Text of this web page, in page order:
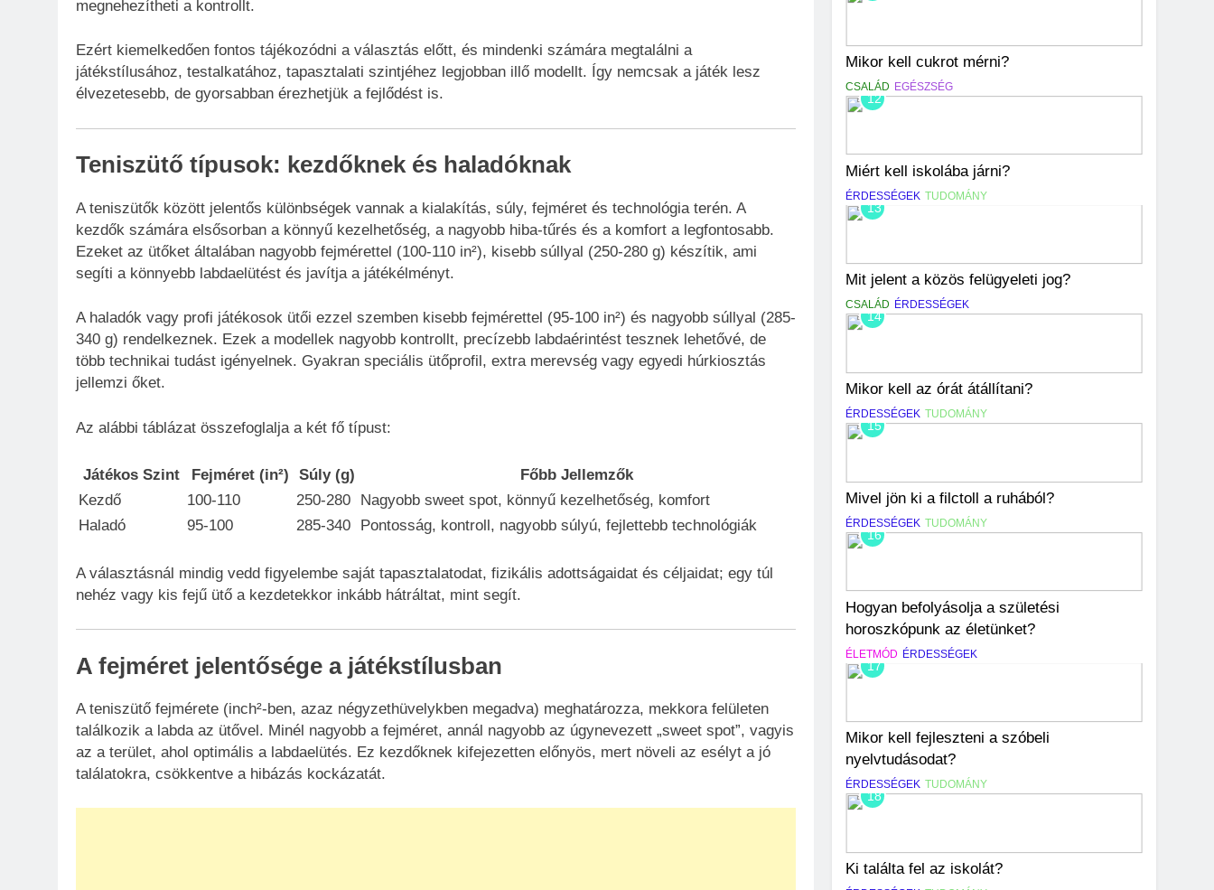
megnehezítheti a kontrollt.
Ezért kiemelkedően fontos tájékozódni a választás előtt, és mindenki számára megtalálni a
játékstílusához, testalkatához, tapasztalati szintjéhez legjobban illő modellt. Így nemcsak a játék lesz
élvezetesebb, de gyorsabban érezhetjük a fejlődést is.
Teniszütő típusok: kezdőknek és haladóknak
A teniszütők között jelentős különbségek vannak a kialakítás, súly, fejméret és technológia terén. A
kezdők számára elsősorban a könnyű kezelhetőség, a nagyobb hiba-tűrés és a komfort a legfontosabb.
Ezeket az ütőket általában nagyobb fejmérettel (100-110 in²), kisebb súllyal (250-280 g) készítik, ami
segíti a könnyebb labdaelütést és javítja a játékélményt.
A haladók vagy profi játékosok ütői ezzel szemben kisebb fejmérettel (95-100 in²) és nagyobb súllyal (285-
340 g) rendelkeznek. Ezek a modellek nagyobb kontrollt, precízebb labdaérintést tesznek lehetővé, de
több technikai tudást igényelnek. Gyakran speciális ütőprofil, extra merevség vagy egyedi húrkiosztás
jellemzi őket.
Az alábbi táblázat összefoglalja a két fő típust:
Játékos Szint Fejméret (in²) Súly (g)
Főbb Jellemzők
Kezdő
100-110 250-280
Nagyobb sweet spot, könnyű kezelhetőség, komfort
Haladó
95-100 285-340 Pontosság, kontroll, nagyobb súlyú, fejlettebb technológiák
A választásnál mindig vedd figyelembe saját tapasztalatodat, fizikális adottságaidat és céljaidat; egy túl
nehéz vagy kis fejű ütő a kezdetekkor inkább hátráltat, mint segít.
A fejméret jelentősége a játékstílusban
A teniszütő fejmérete (inch²-ben, azaz négyzethüvelykben megadva) meghatározza, mekkora felületen
találkozik a labda az ütővel. Minél nagyobb a fejméret, annál nagyobb az úgynevezett „sweet spot”, vagyis
az a terület, ahol optimális a labdaelütés. Ez kezdőknek kifejezetten előnyös, mert növeli az esélyt a jó
találatokra, csökkentve a hibázás kockázatát.
Mikor kell cukrot mérni?
CSALÁD EGÉSZSÉG
12
Miért kell iskolába járni?
ÉRDESSÉGEK TUDOMÁNY
13
Mit jelent a közös felügyeleti jog?
CSALÁD ÉRDESSÉGEK
14
Mikor kell az órát átállítani?
ÉRDESSÉGEK TUDOMÁNY
15
Mivel jön ki a filctoll a ruhából?
ÉRDESSÉGEK TUDOMÁNY
16
Hogyan befolyásolja a születési
horoszkópunk az életünket?
ÉLETMÓD ÉRDESSÉGEK
17
Mikor kell fejleszteni a szóbeli
nyelvtudásodat?
ÉRDESSÉGEK TUDOMÁNY
18
Ki találta fel az iskolát?